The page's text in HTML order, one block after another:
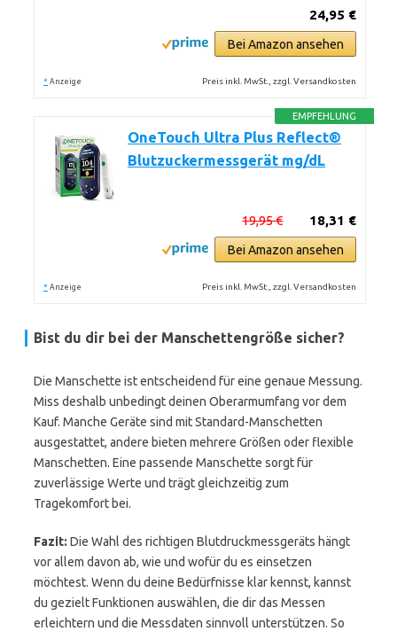
24,95 €
Bei Amazon ansehen
* Anzeige Preis inkl. MwSt., zzgl. Versandkosten
EMPFEHLUNG
OneTouch Ultra Plus Reflect®
Blutzuckermessgerät mg/dL
18,31 €
19,95 €
Bei Amazon ansehen
* Anzeige Preis inkl. MwSt., zzgl. Versandkosten
Bist du dir bei der Manschettengröße sicher?
Die Manschette ist entscheidend für eine genaue Messung.
Miss deshalb unbedingt deinen Oberarmumfang vor dem
Kauf. Manche Geräte sind mit Standard-Manschetten
ausgestattet, andere bieten mehrere Größen oder flexible
Manschetten. Eine passende Manschette sorgt für
zuverlässige Werte und trägt gleichzeitig zum
Tragekomfort bei.
Fazit: Die Wahl des richtigen Blutdruckmessgeräts hängt
vor allem davon ab, wie und wofür du es einsetzen
möchtest. Wenn du deine Bedürfnisse klar kennst, kannst
du gezielt Funktionen auswählen, die dir das Messen
erleichtern und die Messdaten sinnvoll unterstützen. So